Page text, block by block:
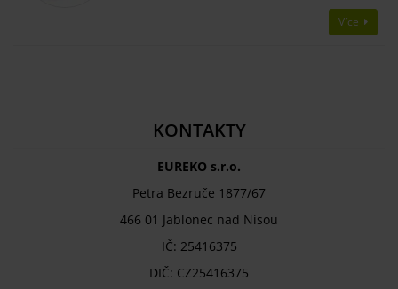
Více
KONTAKTY
EUREKO s.r.o.
Petra Bezruče 1877/67
466 01 Jablonec nad Nisou
IČ: 25416375
DIČ: CZ25416375